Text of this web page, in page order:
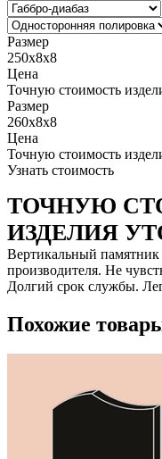
Размер
250x8x8
Цена
Точную стоимость
Размер
260x8x8
Цена
Точную стоимость
Узнать стоимость
ТОЧНУЮ
ИЗДЕЛИЯ
Вертикальный памятник
производителя. Не
Долгий срок службы.
Похожие